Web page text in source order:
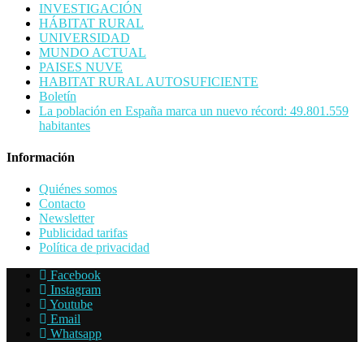
INVESTIGACIÓN
HÁBITAT RURAL
UNIVERSIDAD
MUNDO ACTUAL
PAISES NUVE
HABITAT RURAL AUTOSUFICIENTE
Boletín
La población en España marca un nuevo récord: 49.801.559
habitantes
Información
Quiénes somos
Contacto
Newsletter
Publicidad tarifas
Política de privacidad
Facebook
Instagram
Youtube
Email
Whatsapp